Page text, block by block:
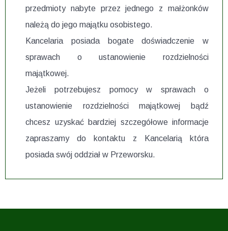
przedmioty nabyte przez jednego z małżonków
należą do jego majątku osobistego.
Kancelaria posiada bogate doświadczenie w
sprawach o ustanowienie rozdzielności
majątkowej.
Jeżeli potrzebujesz pomocy w sprawach o
ustanowienie rozdzielności majątkowej bądź
chcesz uzyskać bardziej szczegółowe informacje
zapraszamy do kontaktu z Kancelarią która
posiada swój oddział w Przeworsku.